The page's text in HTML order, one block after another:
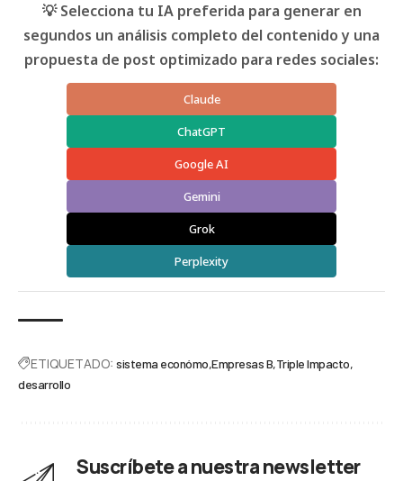
💡 Selecciona tu IA preferida para generar en
segundos un análisis completo del contenido y una
propuesta de post optimizado para redes sociales:
Claude
ChatGPT
Google AI
Gemini
Grok
Perplexity
ETIQUETADO: sistema económo Empresas B Triple Impacto
desarrollo
Suscríbete a nuestra newsletter